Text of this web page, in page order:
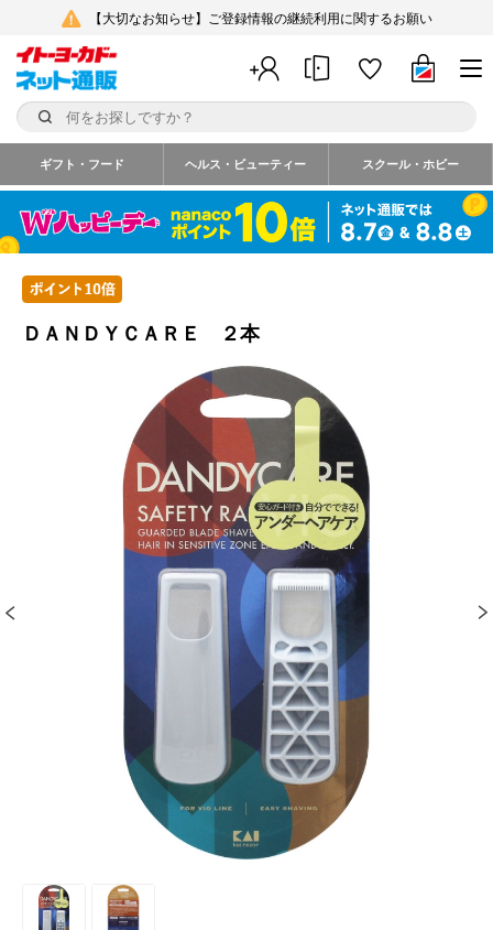
【大切なお知らせ】ご登録情報の継続利用に関するお願い
ギフト・フード ヘルス・ビューティー スクール・ホビー
ＤＡＮＤＹＣＡＲＥ ２本